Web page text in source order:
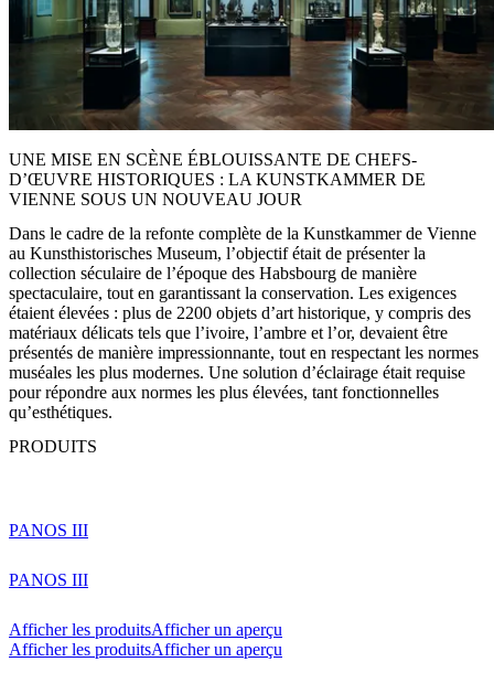
UNE MISE EN SCÈNE ÉBLOUISSANTE DE CHEFS-
D’ŒUVRE HISTORIQUES : LA KUNSTKAMMER DE
VIENNE SOUS UN NOUVEAU JOUR
Dans le cadre de la refonte complète de la Kunstkammer de Vienne
au Kunsthistorisches Museum, l’objectif était de présenter la
collection séculaire de l’époque des Habsbourg de manière
spectaculaire, tout en garantissant la conservation. Les exigences
étaient élevées : plus de 2200 objets d’art historique, y compris des
matériaux délicats tels que l’ivoire, l’ambre et l’or, devaient être
présentés de manière impressionnante, tout en respectant les normes
muséales les plus modernes. Une solution d’éclairage était requise
pour répondre aux normes les plus élevées, tant fonctionnelles
qu’esthétiques.
PRODUITS
PANOS III
PANOS III
Afficher les produitsAfficher un aperçu
Afficher les produitsAfficher un aperçu